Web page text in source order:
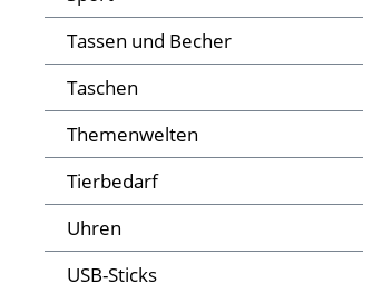
Tassen und Becher
Taschen
Themenwelten
Tierbedarf
Uhren
USB-Sticks